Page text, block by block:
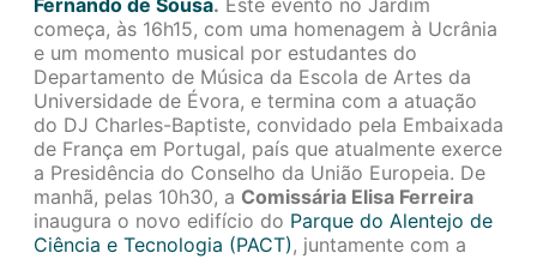
Fernando de Sousa. Este evento no Jardim
começa, às 16h15, com uma homenagem à Ucrânia
e um momento musical por estudantes do
Departamento de Música da Escola de Artes da
Universidade de Évora, e termina com a atuação
do DJ Charles-Baptiste, convidado pela Embaixada
de França em Portugal, país que atualmente exerce
a Presidência do Conselho da União Europeia. De
manhã, pelas 10h30, a Comissária Elisa Ferreira
inaugura o novo edifício do Parque do Alentejo de
Ciência e Tecnologia (PACT), juntamente com a